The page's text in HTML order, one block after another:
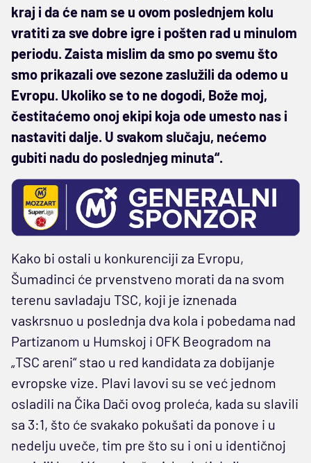
kraj i da će nam se u ovom poslednjem kolu
vratiti za sve dobre igre i pošten rad u minulom
periodu. Zaista mislim da smo po svemu što
smo prikazali ove sezone zaslužili da odemo u
Evropu. Ukoliko se to ne dogodi, Bože moj,
čestitaćemo onoj ekipi koja ode umesto nas i
nastaviti dalje. U svakom slučaju, nećemo
gubiti nadu do poslednjeg minuta“.
Kako bi ostali u konkurenciji za Evropu,
Šumadinci će prvenstveno morati da na svom
terenu savladaju TSC, koji je iznenada
vaskrsnuo u poslednja dva kola i pobedama nad
Partizanom u Humskoj i OFK Beogradom na
„TSC areni“ stao u red kandidata za dobijanje
evropske vize. Plavi lavovi su se već jednom
osladili na Čika Dači ovog proleća, kada su slavili
sa 3:1, što će svakako pokušati da ponove i u
nedelju uveče, tim pre što su i oni u identičnoj